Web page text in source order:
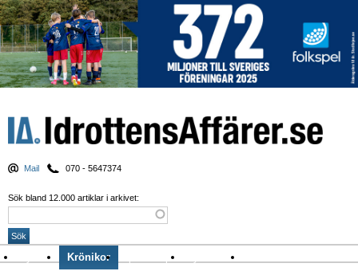
Mail 070 - 5647374
Sök bland 12.000 artiklar i arkivet:
Nyheter Krönikor Sport & spel Nyhetsbrev